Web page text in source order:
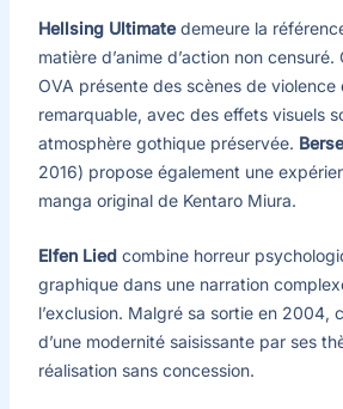
Hellsing Ultimatedemeure la
matière d’anime d’action non
OVA présente des scènes de violence
remarquable, avec des effets visuels
atmosphère gothique préservée.
2016) propose également une
manga original de Kentaro Miura.
Elfen Liedcombine horreur
graphique dans une narration
l’exclusion. Malgré sa sortie en 2004,
d’une modernité saisissante par ses
réalisation sans concession.